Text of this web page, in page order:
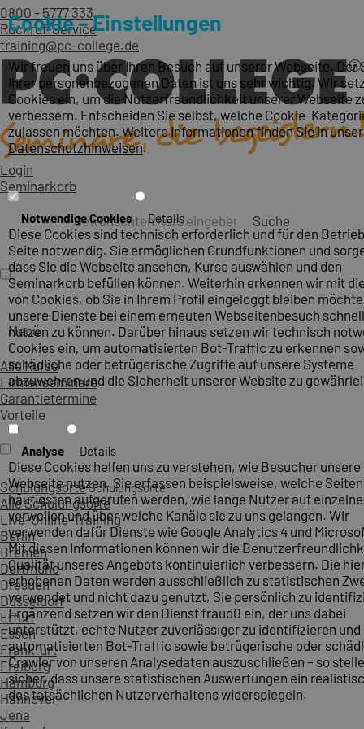
0800 - 5777 333
Rückruf-Service
training@pc-college.de
Login
Seminarkorb
Suche
Menü
Alle Kurse
Firmenseminare
Garantietermine
Vorteile
SchulungsorteSchulungsorte
Alle Schulungsorte
Live-Online-Training
Berlin
Bremen
Dortmund
Dresden
Düsseldorf
Erfurt
Essen
Frankfurt
Freiburg
Hamburg
Hannover
Jena
Cookie – Einstellungen
Wir freuen uns über Ihren Besuch auf unserer Webseite. Der
Ihrer personenbezogenen Daten ist uns sehr wichtig. Wir
Cookies ein, um die Nutzerfreundlichkeit unserer Webseite
verbessern. Entscheiden Sie selbst, welche Cookie-
zulassen möchten. Weitere Informationen finden Sie in
Datenschutzhinweisen.
Notwendige Cookies Details
Diese Cookies sind technisch erforderlich und für den
Seite notwendig. Sie ermöglichen Grundfunktionen und
dass Sie die Webseite ansehen, Kurse auswählen und den
Seminarkorb befüllen können. Weiterhin erkennen wir mit
von Cookies, ob Sie in Ihrem Profil eingeloggt bleiben
unsere Dienste bei einem erneuten Webseitenbesuch
nutzen zu können. Darüber hinaus setzen wir technisch
Cookies ein, um automatisierten Bot-Traffic zu erkennen
schädliche oder betrügerische Zugriffe auf unsere Systeme
abzuwehren und die Sicherheit unserer Website zu
Analyse Details
Diese Cookies helfen uns zu verstehen, wie Besucher unsere
Webseite nutzen. Sie erfassen beispielsweise, welche
häufigsten aufgerufen werden, wie lange Nutzer auf
verweilen und über welche Kanäle sie zu uns gelangen. Wir
verwenden dafür Dienste wie Google Analytics 4 und
Mit diesen Informationen können wir die
Qualität unseres Angebots kontinuierlich verbessern. Die
erhobenen Daten werden ausschließlich zu statistischen
verwendet und nicht dazu genutzt, Sie persönlich zu
Ergänzend setzen wir den Dienst fraud0 ein, der uns dabei
unterstützt, echte Nutzer zuverlässiger zu identifizieren und
automatisierten Bot-Traffic sowie betrügerische oder
Crawler von unseren Analysedaten auszuschließen – so
sicher, dass unsere statistischen Auswertungen ein
des tatsächlichen Nutzerverhaltens widerspiegeln.